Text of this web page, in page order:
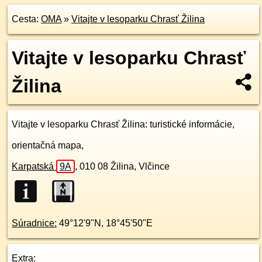
Cesta: OMA» Vitajte v lesoparku Chrasť Žilina
Vitajte v lesoparku Chrasť
Žilina
Vitajte v lesoparku Chrasť Žilina: turistické informácie,
orientačná mapa,
Karpatská 9A , 010 08 Žilina, Vlčince
Súradnice: 49°12'9"N , 18°45'50"E
Extra: